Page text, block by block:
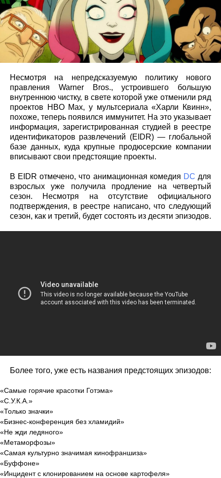
Несмотря на непредсказуемую политику нового
правления Warner Bros., устроившего большую
внутреннюю чистку, в свете которой уже отменили ряд
проектов HBO Max, у мультсериала «Харли Квинн»,
похоже, теперь появился иммунитет. На это указывает
информация, зарегистрированная студией в реестре
идентификаторов развлечений (EIDR) — глобальной
базе данных, куда крупные продюсерские компании
вписывают свои предстоящие проекты.
В EIDR отмечено, что анимационная комедия DC для
взрослых уже получила продление на четвертый
сезон. Несмотря на отсутствие официального
подтверждения, в реестре написано, что следующий
сезон, как и третий, будет состоять из десяти эпизодов.
Более того, уже есть названия предстоящих эпизодов:
«Самые горячие красотки Готэма»
«С.У.К.А.»
«Только значки»
«Бизнес-конференция без хламидий»
«Не жди ледяного»
«Метаморфозы»
«Самая культурно значимая кинофраншиза»
«Буффоне»
«Инцидент с клонированием на основе картофеля»